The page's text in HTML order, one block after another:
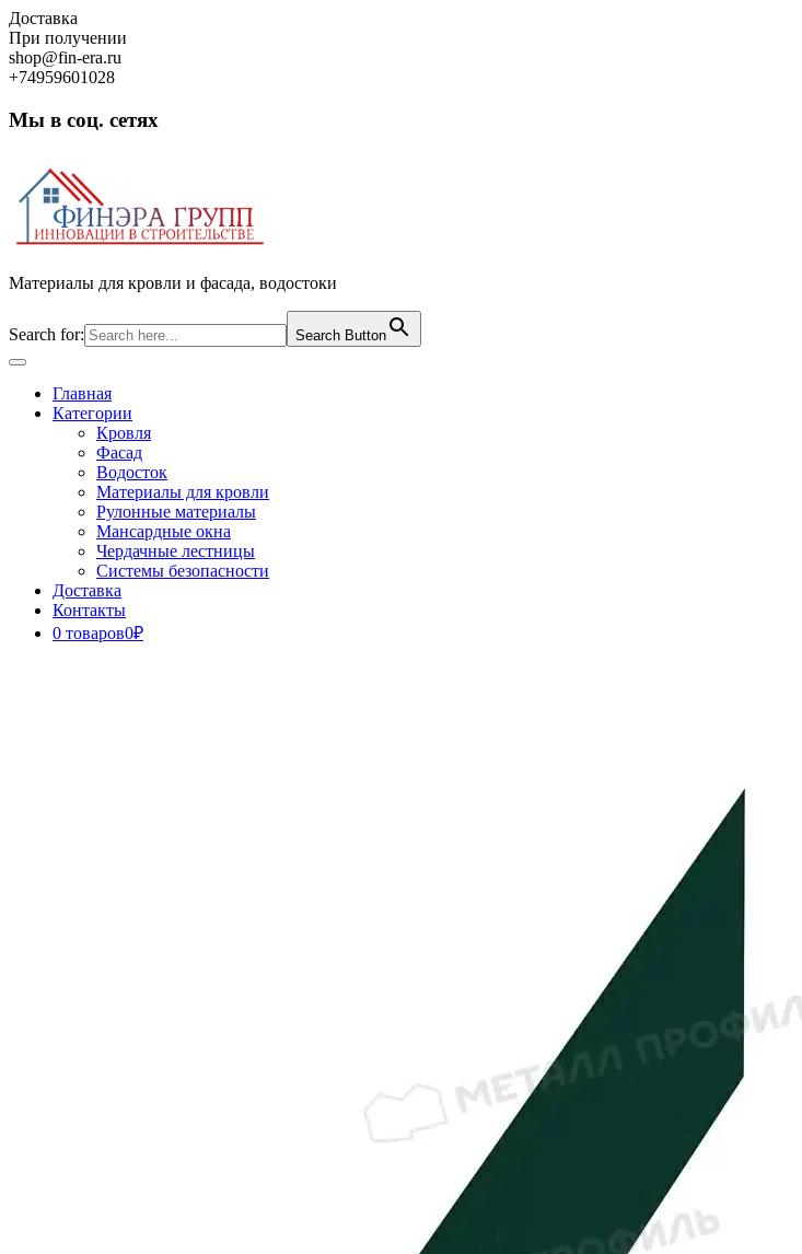
Skip
to
content
Доставка
При получении
shop@fin-era.ru
+74959601028
Мы в соц. сетях
Материалы для кровли и фасада, водостоки
Search for: Search Button
Open
ButtonГлавная
Категории
Кровля
Фасад
Водосток
Материалы для кровли
Рулонные материалы
Мансардные окна
Чердачные лестницы
Системы безопасности
Доставка
Контакты
0 товаров0₽